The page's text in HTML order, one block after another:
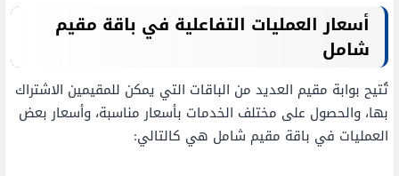
أسعار العمليات التفاعلية في باقة مقيم
شامل
تُتيح بوابة مقيم العديد من الباقات التي يمكن للمقيمين الاشتراك
بها، والحصول على مختلف الخدمات بأسعار مناسبة، وأسعار بعض
العمليات في باقة مقيم شامل هي كالتالي: